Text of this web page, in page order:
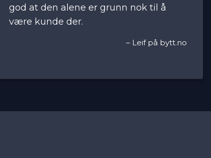
god at den alene er grunn nok til å
være kunde der.
– Leif på bytt.no